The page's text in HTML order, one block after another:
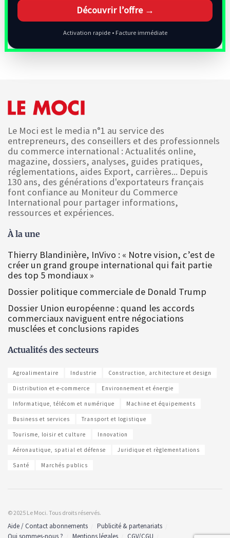
Découvrir l’offre →
Activation rapide • Facture immédiate
Le Moci est le media n°1 au service des
entrepreneurs, des conseillers et des professionnels
du commerce international : Actualités online,
magazine, dossiers, analyses, guides pratiques,
réglementations, aides Export, carrières... Depuis
130 ans, des générations d'exportateurs français
font confiance au Moniteur du Commerce
International pour partager informations,
ressources et expériences.
À la une
Thierry Blandinière, InVivo : « Notre vision, c’est de
créer un grand groupe international qui fait partie
des top 5 mondiaux »
Dossier politique commerciale de Donald Trump
Dossier Union européenne : quand les accords
commerciaux naviguent entre négociations
musclées et conclusions rapides
Actualités des secteurs
Agroalimentaire Industrie Construction, architecture et design
Distribution et e-commerce Environnement et énergie
Informatique, télécom et numérique Machine et équipements
Business et services Transport et logistique
Tourisme, loisir et culture Innovation
Aéronautique, spatial et défense Juridique et règlementations
Santé Marchés publics
© 2025 Le Moci. Tous droits réservés.
Aide / Contact abonnements
Publicité & partenariats
Qui sommes-nous ?
Mentions légales CGV/CGU